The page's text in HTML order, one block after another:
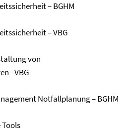
– BGHM
– VBG
von
- VBG
Notfallplanung – BGHM